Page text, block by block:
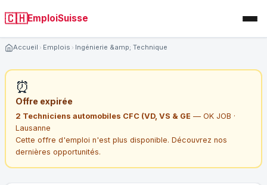
🇨🇭EmploiSuisse
Accueil Emplois Ingénierie &amp; Technique
⏰
Offre expirée
2 Techniciens automobiles CFC (VD, VS & GE — OK JOB ·
Lausanne
Cette offre d'emploi n'est plus disponible. Découvrez nos
dernières opportunités.